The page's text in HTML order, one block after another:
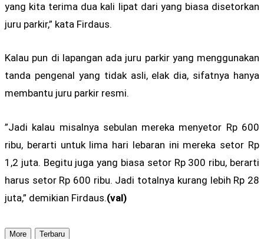
yang kita terima dua kali lipat dari yang biasa disetorkan
juru parkir,” kata Firdaus.
Kalau pun di lapangan ada juru parkir yang menggunakan
tanda pengenal yang tidak asli, elak dia, sifatnya hanya
membantu juru parkir resmi.
”Jadi kalau misalnya sebulan mereka menyetor Rp 600
ribu, berarti untuk lima hari lebaran ini mereka setor Rp
1,2 juta. Begitu juga yang biasa setor Rp 300 ribu, berarti
harus setor Rp 600 ribu. Jadi totalnya kurang lebih Rp 28
juta,” demikian Firdaus.(val)
More Terbaru